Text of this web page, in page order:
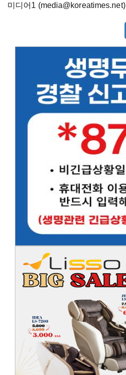
미디어1 (media@koreatimes.net)